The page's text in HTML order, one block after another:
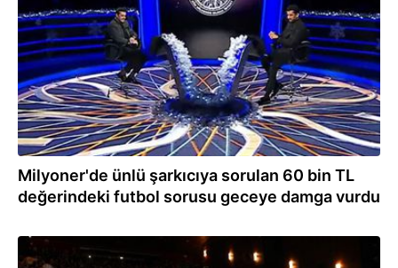
Milyoner'de ünlü şarkıcıya sorulan 60 bin TL
değerindeki futbol sorusu geceye damga vurdu
01.12.2019